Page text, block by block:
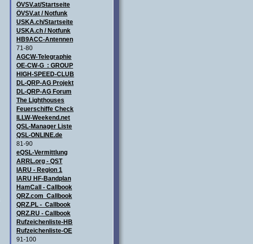
ÖVSV.at/Startseite
ÖVSV.at / Notfunk
USKA.ch/Startseite
USKA.ch / Notfunk
HB9ACC-Antennen
71-80
AGCW-Telegraphie
OE-CW-G : GROUP
HIGH-SPEED-CLUB
DL-QRP-AG Projekt
DL-QRP-AG Forum
The Lighthouses
Feuerschiffe Check
ILLW-Weekend.net
QSL-Manager Liste
QSL-ONLINE.de
81-90
eQSL-Vermittlung
ARRL.org - QST
IARU - Region 1
IARU HF-Bandplan
HamCall - Callbook
QRZ.com Callbook
QRZ.PL - Callbook
QRZ.RU - Callbook
Rufzeichenliste-HB
Rufzeichenliste-OE
91-100